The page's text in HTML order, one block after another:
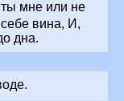
мне или не
вина, И,
дна.